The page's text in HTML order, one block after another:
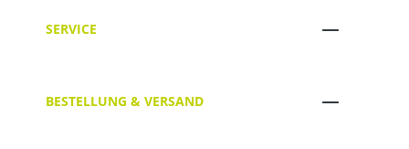
SERVICE
BESTELLUNG & VERSAND